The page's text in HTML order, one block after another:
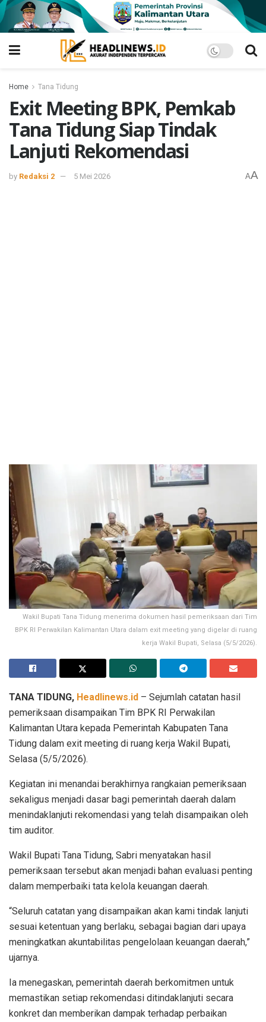
Home Tana Tidung
Exit Meeting BPK, Pemkab
Tana Tidung Siap Tindak
Lanjuti Rekomendasi
by Redaksi 2 5 Mei 2026 AA
Wakil Bupati Tana Tidung menerima dokumen hasil pemeriksaan dari Tim
BPK RI Perwakilan Kalimantan Utara dalam exit meeting yang digelar di ruang
kerja Wakil Bupati, Selasa (5/5/2026).
TANA TIDUNG, Headlinews.id – Sejumlah catatan hasil
pemeriksaan disampaikan Tim BPK RI Perwakilan
Kalimantan Utara kepada Pemerintah Kabupaten Tana
Tidung dalam exit meeting di ruang kerja Wakil Bupati,
Selasa (5/5/2026).
Kegiatan ini menandai berakhirnya rangkaian pemeriksaan
sekaligus menjadi dasar bagi pemerintah daerah dalam
menindaklanjuti rekomendasi yang telah disampaikan oleh
tim auditor.
Wakil Bupati Tana Tidung, Sabri menyatakan hasil
pemeriksaan tersebut akan menjadi bahan evaluasi penting
dalam memperbaiki tata kelola keuangan daerah.
“Seluruh catatan yang disampaikan akan kami tindak lanjuti
sesuai ketentuan yang berlaku, sebagai bagian dari upaya
meningkatkan akuntabilitas pengelolaan keuangan daerah,”
ujarnya.
Ia menegaskan, pemerintah daerah berkomitmen untuk
memastikan setiap rekomendasi ditindaklanjuti secara
konkret dan memberikan dampak terhadap perbaikan